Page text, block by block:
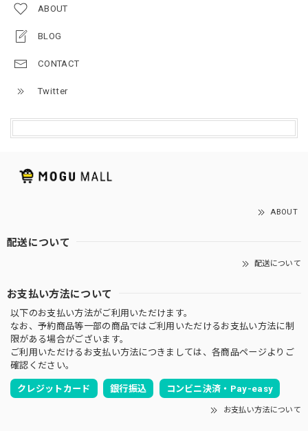
ABOUT
BLOG
CONTACT
Twitter
ABOUT
配送について
配送について
お支払い方法について
以下のお支払い方法がご利用いただけます。
なお、予約商品等一部の商品ではご利用いただけるお支払い方法に制
限がある場合がございます。
ご利用いただけるお支払い方法につきましては、各商品ページよりご
確認ください。
クレジットカード 銀行振込 コンビニ決済・Pay-easy
お支払い方法について